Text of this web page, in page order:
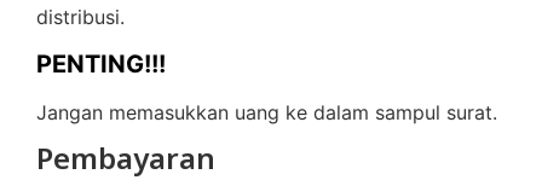
distribusi.
PENTING!!!
Jangan memasukkan uang ke dalam sampul surat.
Pembayaran